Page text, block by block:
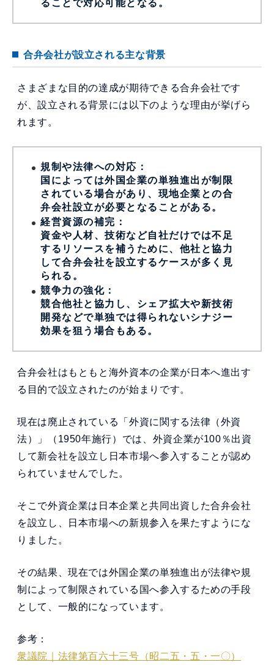
ることで対応可能となる。
合弁会社が設立される主な背景
さまざまな目的の達成が期待できる合弁会社です
が、設立される背景には以下のような理由が挙げら
れます。
規制や法律への対応：
国によっては外国企業の単独進出が制限
されている場合があり、現地企業との合
弁会社設立が必要となることがある。
経営資源の補完：
資金や人材、技術など自社だけでは不足
するリソースを補うために、他社と協力
して合弁会社を設立するケースが多く見
られる。
競争力の強化：
競合他社と協力し、シェア拡大や新技術
開発などで単独では得られないシナジー
効果を狙う場合もある。
合弁会社はもともと海外資本の企業が日本へ進出す
る目的で設立されたのが始まりです。
現在は廃止されている「外資に関する法律（外資
法）」（1950年施行）では、外資企業が100％出資
して新会社を設立し日本市場へ参入することが認め
られていませんでした。
そこで外資企業は日本企業と共同出資した合弁会社
を設立し、日本市場への新規参入を果たすようにな
りました。
その結果、現在では外国企業の単独進出が法律や規
制によって制限されている国へ参入するための手段
として、一般的になっています。
参考：
衆議院｜法律第百六十三号（昭二五・五・一〇）